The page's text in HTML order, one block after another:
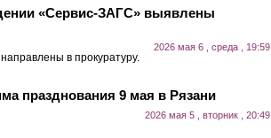
«Сервис-ЗАГС» выявлены
2026 мая 6 , среда , 19:59
в прокуратуру.
празднования 9 мая в Рязани
2026 мая 5 , вторник , 20:49